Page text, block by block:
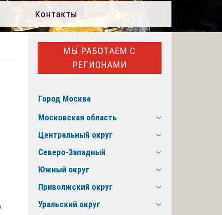
Контакты
МЫ РАБОТАЕМ С
РЕГИОНАМИ
Город Москва
Московская область
Центральный округ
Северо-Западный
Южный округ
Приволжский округ
Уральский округ